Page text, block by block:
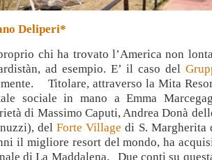
Deliperi*
chi ha trovato l’America non
ad esempio. E’ il caso del
Titolare, attraverso la Mita
socialein mano a Emma
di Massimo Caputi, Andrea Donà
delForte Village di S. Margherita
il migliore resort del mondo, ha
di La Maddalena. Due conti su